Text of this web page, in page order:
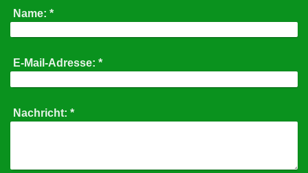
Name: *
E-Mail-Adresse: *
Nachricht: *